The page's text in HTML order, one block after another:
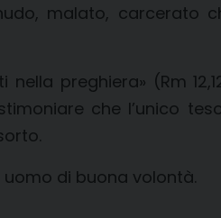
malato, carcerato
preghiera» (Rm
che l’unico
di buona volontà.